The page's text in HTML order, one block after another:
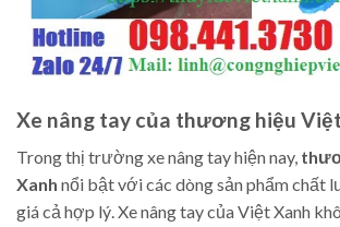
Xe nâng tay của thương hiệu
Trong thị trường xe nâng tay hiện nay,
Xanh nổi bật với các dòng sản phẩm chất
giá cả hợp lý. Xe nâng tay của Việt Xanh